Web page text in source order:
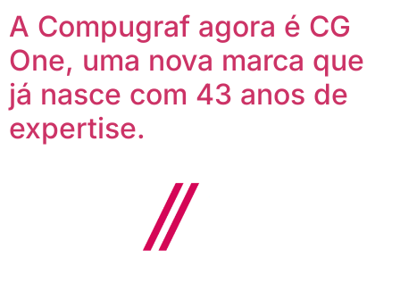
A Compugraf agora é CG
One, uma nova marca que
já nasce com 43 anos de
expertise.